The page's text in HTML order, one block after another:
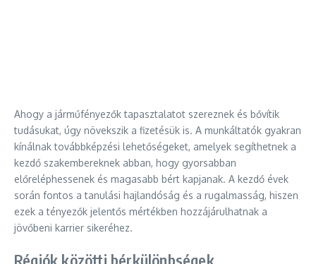
Ahogy a járműfényezők tapasztalatot szereznek és bővítik
tudásukat, úgy növekszik a fizetésük is. A munkáltatók gyakran
kínálnak továbbképzési lehetőségeket, amelyek segíthetnek a
kezdő szakembereknek abban, hogy gyorsabban
előreléphessenek és magasabb bért kapjanak. A kezdő évek
során fontos a tanulási hajlandóság és a rugalmasság, hiszen
ezek a tényezők jelentős mértékben hozzájárulhatnak a
jövőbeni karrier sikeréhez.
Régiók közötti bérkülönbségek